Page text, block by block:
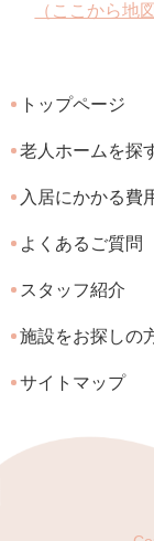
（ここから地
トップページ
老人ホームを探
入居にかかる費
よくあるご質問
スタッフ紹介
施設をお探しの
サイトマップ